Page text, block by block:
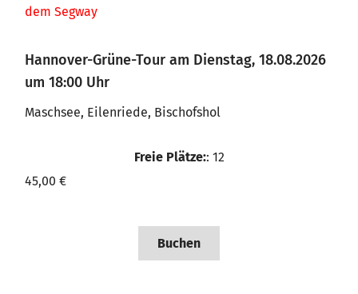
Hannover-Grüne-Tour am Dienstag, 18.08.2026
um 18:00 Uhr
Maschsee, Eilenriede, Bischofshol
Freie Plätze:: 12
45,00 €
Buchen